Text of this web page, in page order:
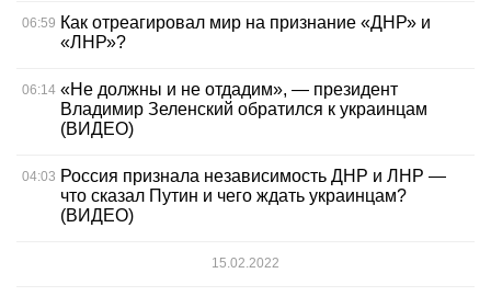
06:59 Как отреагировал мир на признание «ДНР» и
«ЛНР»?
06:14 «Не должны и не отдадим», — президент
Владимир Зеленский обратился к украинцам
(ВИДЕО)
04:03 Россия признала независимость ДНР и ЛНР —
что сказал Путин и чего ждать украинцам?
(ВИДЕО)
15.02.2022